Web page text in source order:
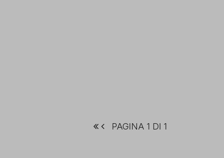
PAGINA 1 DI 1